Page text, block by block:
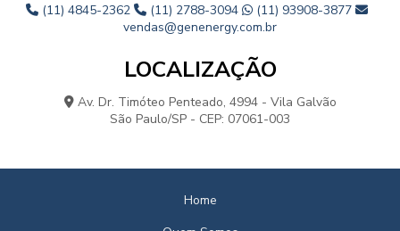
(11) 4845-2362 (11) 2788-3094
(11) 93908-3877
vendas@genenergy.com.br
LOCALIZAÇÃO
Av. Dr. Timóteo Penteado, 4994 - Vila Galvão
São Paulo/SP - CEP: 07061-003
Home